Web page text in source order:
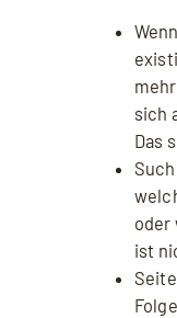
sich
Das
oder
ist